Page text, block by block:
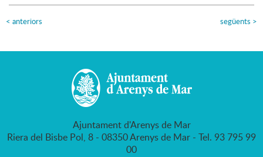
< anteriors següents >
Ajuntament d'Arenys de Mar
Riera del Bisbe Pol, 8 - 08350 Arenys de Mar - Tel. 93 795 99
00